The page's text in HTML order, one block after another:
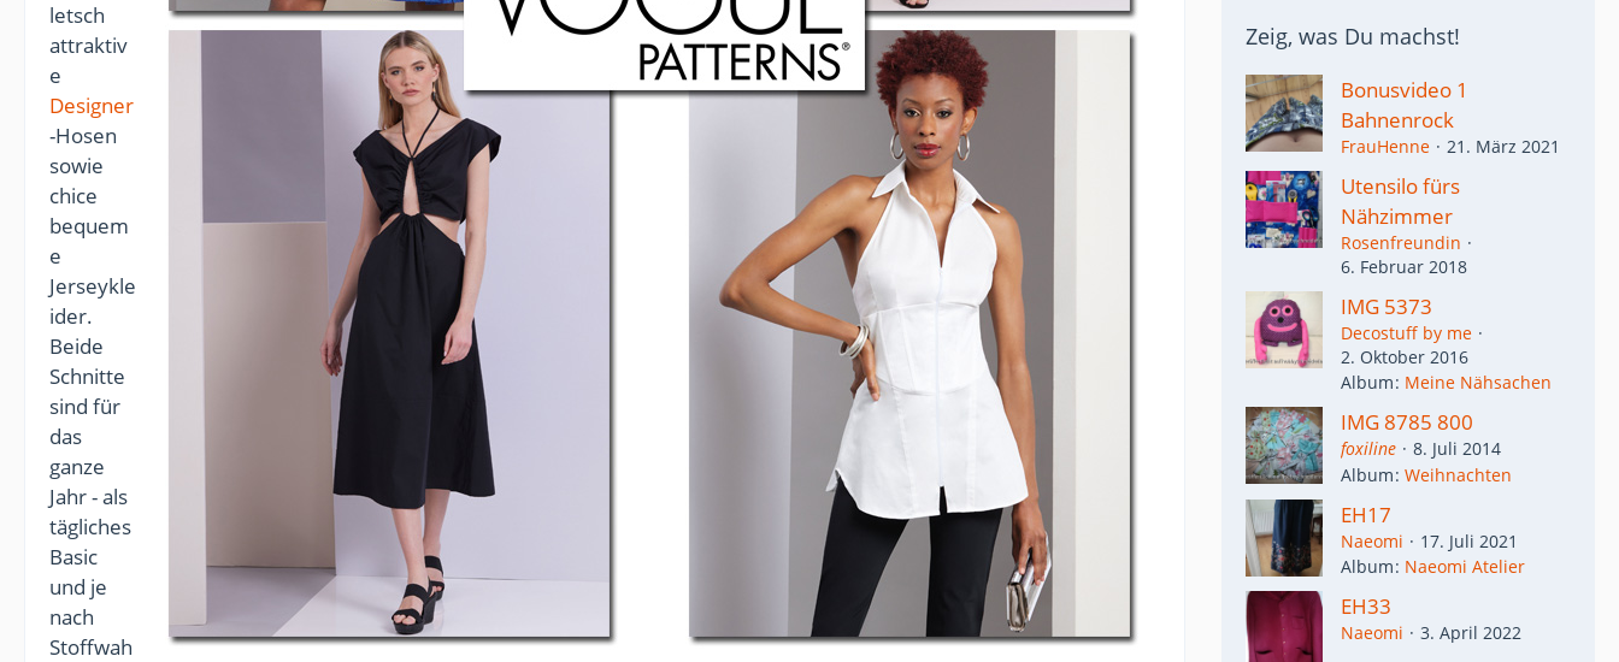
letsch
attraktiv
e
Designer
-Hosen
sowie
chice
bequem
e
Jerseykle
ider.
Beide
Schnitte
sind für
das
ganze
Jahr - als
tägliches
Basic
und je
nach
Stoffwah
Zeig, was Du machst!
Bonusvideo 1
Bahnenrock
FrauHenne 21. März 2021
Utensilo fürs
Nähzimmer
Rosenfreundin
6. Februar 2018
IMG 5373
Decostuff by me
2. Oktober 2016
Album Meine Nähsachen
IMG 8785 800
foxiline
8. Juli 2014
Album Weihnachten
EH17
Naeomi
17. Juli 2021
Album Naeomi Atelier
EH33
Naeomi 3. April 2022